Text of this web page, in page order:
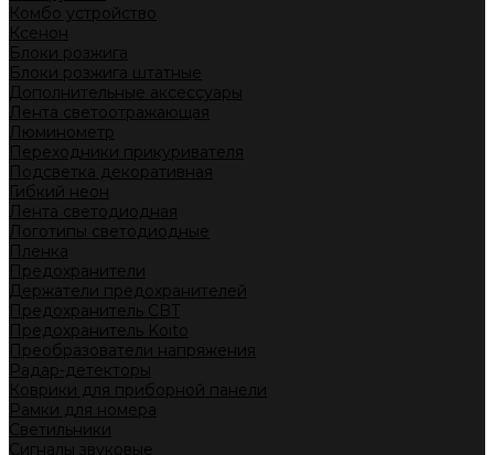
Комбо устройство
Ксенон
Блоки розжига
Блоки розжига штатные
Дополнительные аксессуары
Лента светоотражающая
Люминометр
Переходники прикуривателя
Подсветка декоративная
Гибкий неон
Лента светодиодная
Логотипы светодиодные
Пленка
Предохранители
Держатели предохранителей
Предохранитель CBT
Предохранитель Koito
Преобразователи напряжения
Радар-детекторы
Коврики для приборной панели
Рамки для номера
Светильники
Сигналы звуковые